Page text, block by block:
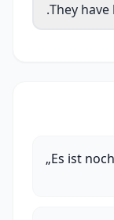
They have
„Es ist